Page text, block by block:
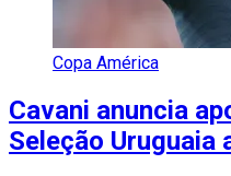
Copa América
Cavani anuncia
Seleção Uruguaia